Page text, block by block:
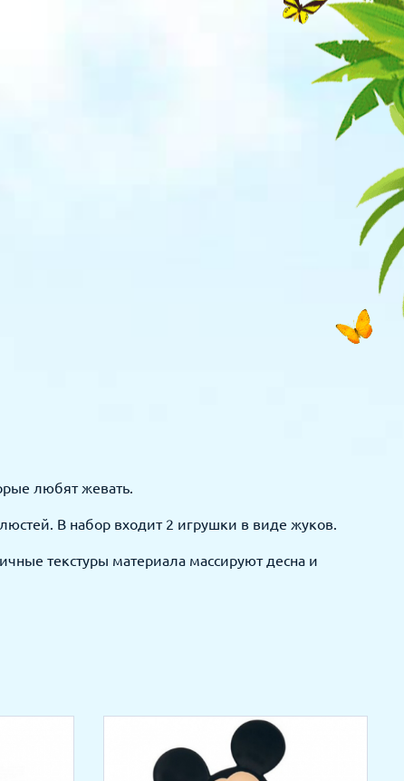
любят жевать.
В набор входит 2 игрушки в виде жуков.
текстуры материала массируют десна и